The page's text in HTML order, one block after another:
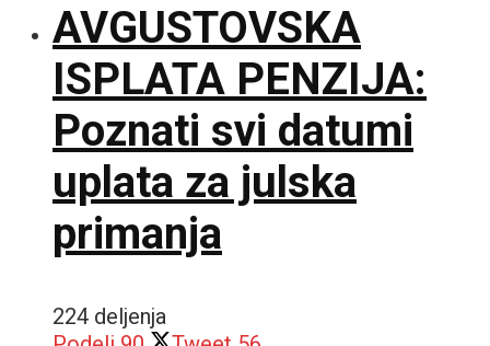
AVGUSTOVSKA
ISPLATA PENZIJA:
Poznati svi datumi
uplata za julska
primanja
224 deljenja